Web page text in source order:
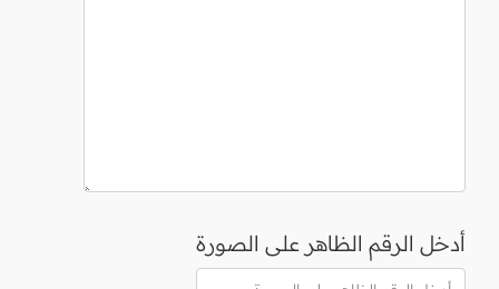
أدخل الرقم الظاهر على الصورة